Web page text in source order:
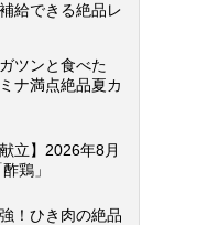
給できる絶品レ
ツンと食べた
ナ満点絶品夏カ
献立】2026年8月
鶏」
！ひき肉の絶品